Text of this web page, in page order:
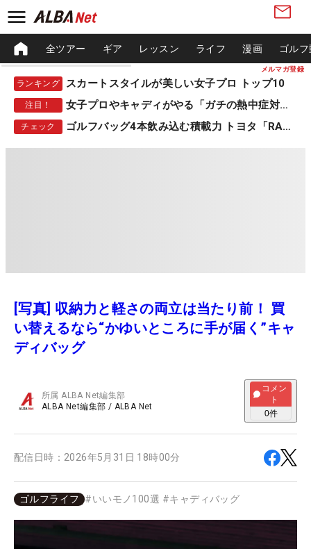
メルマガ登録
全ツアー ギア レッスン ライフ 漫画 ゴル
ランキング スカートスタイルが美しい女子プロ トップ10
注目！ 女子プロやキャディがやる「ガチの熱中症対策」
チェック ゴルフバッグ4本飲み込む積載力 トヨタ「RAV4」
[写真] 収納力と軽さの両立は当たり前！ 買
い替えるなら“かゆいところに手が届く”キャ
ディバッグ
所属ALBA Net編集部
ALBA Net編集部 / ALBA Net
コメン
ト
0件
配信日時： 2026年5月31日 18時00分
ゴルフライフ #いいモノ100選 #キャディバッグ